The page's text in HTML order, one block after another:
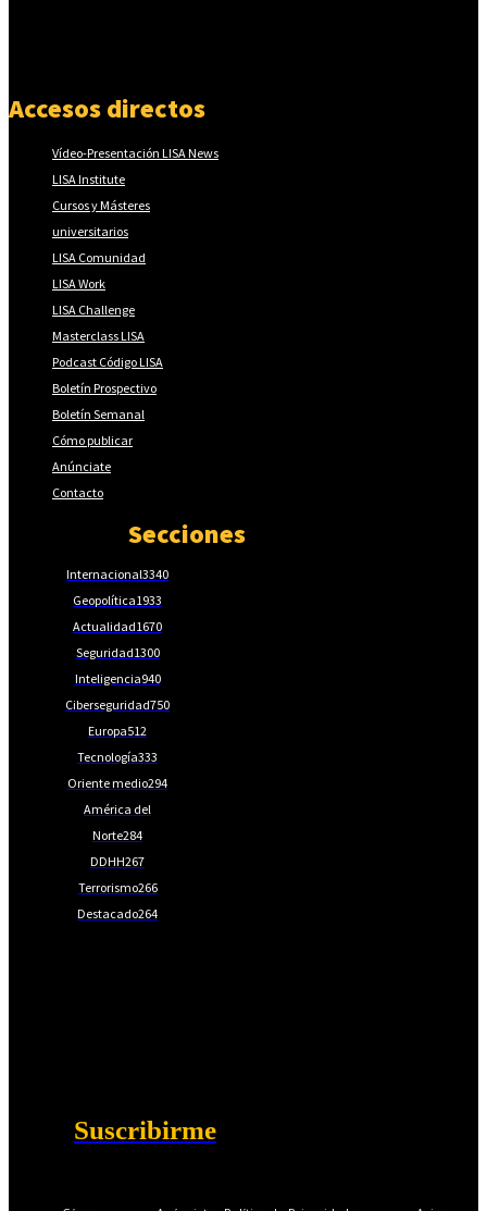
Accesos directos
Vídeo-Presentación LISA News
LISA Institute
Cursos y Másteres
universitarios
LISA Comunidad
LISA Work
LISA Challenge
Masterclass LISA
Podcast Código LISA
Boletín Prospectivo
Boletín Semanal
Cómo publicar
Anúnciate
Contacto
Secciones
Internacional3340
Geopolítica1933
Actualidad1670
Seguridad1300
Inteligencia940
Ciberseguridad750
Europa512
Tecnología333
Oriente medio294
América del
Norte284
DDHH267
Terrorismo266
Destacado264
Suscribirme